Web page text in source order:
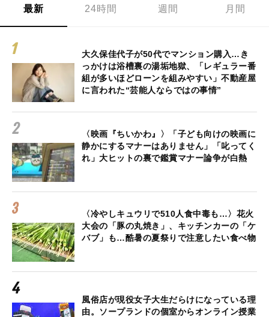
最新 24時間 週間 月間
大久保佳代子が50代でマンション購入…き
っかけは浴槽裏の湯垢地獄、「レギュラー番
組が多いほどローンを組みやすい」不動産屋
に言われた“芸能人ならではの事情”
〈映画『ちいかわ』〉「子ども向けの映画に
静かにするマナーはありません」「叱ってく
れ」大ヒットの裏で鑑賞マナー論争が白熱
〈冷やしキュウリで510人食中毒も…〉花火
大会の「豚の丸焼き」、キッチンカーの「ケ
バブ」も…酷暑の夏祭りで注意したい食べ物
風俗店が現役女子大生だらけになっている理
由。ソープランドの個室からオンライン授業